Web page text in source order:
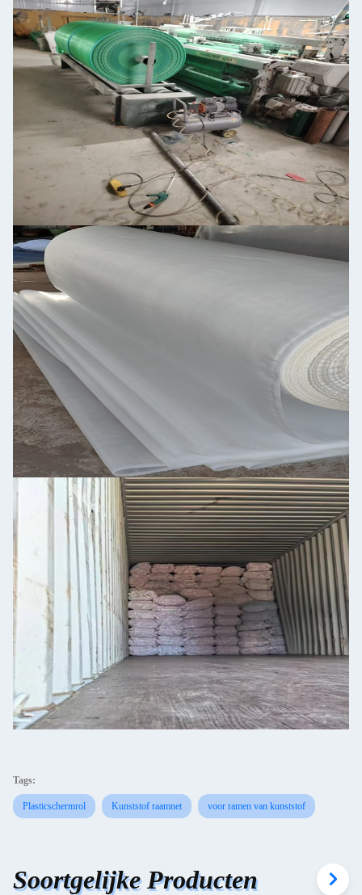
Tags:
Plasticschermrol Kunststof raamnet voor ramen van kunststof
Soortgelijke Producten